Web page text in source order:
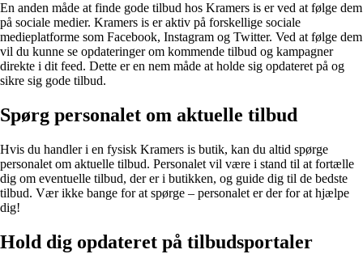
En anden måde at finde gode tilbud hos Kramers is er ved at følge dem
på sociale medier. Kramers is er aktiv på forskellige sociale
medieplatforme som Facebook, Instagram og Twitter. Ved at følge dem
vil du kunne se opdateringer om kommende tilbud og kampagner
direkte i dit feed. Dette er en nem måde at holde sig opdateret på og
sikre sig gode tilbud.
Spørg personalet om aktuelle tilbud
Hvis du handler i en fysisk Kramers is butik, kan du altid spørge
personalet om aktuelle tilbud. Personalet vil være i stand til at fortælle
dig om eventuelle tilbud, der er i butikken, og guide dig til de bedste
tilbud. Vær ikke bange for at spørge – personalet er der for at hjælpe
dig!
Hold dig opdateret på tilbudsportaler